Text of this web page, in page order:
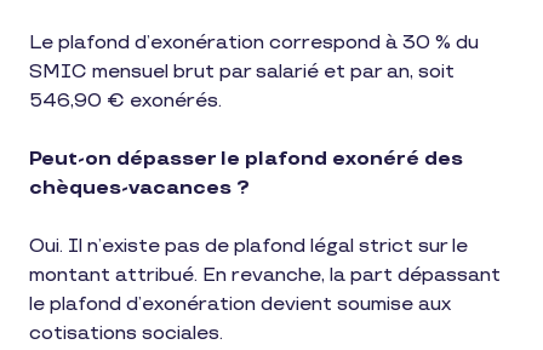
Le plafond d’exonération correspond à 30 % du
SMIC mensuel brut par salarié et par an, soit
546,90 € exonérés.
Peut-on dépasser le plafond exonéré des
chèques-vacances ?
Oui. Il n’existe pas de plafond légal strict sur le
montant attribué. En revanche, la part dépassant
le plafond d’exonération devient soumise aux
cotisations sociales.